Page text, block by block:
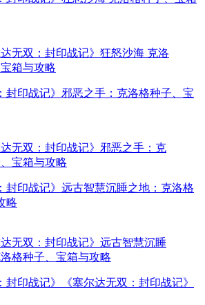
封印战记》邪恶之手：克洛格种子、宝
封印战记》远古智慧沉睡之地：克洛格
略
封印战记》《塞尔达无双：封印战记》